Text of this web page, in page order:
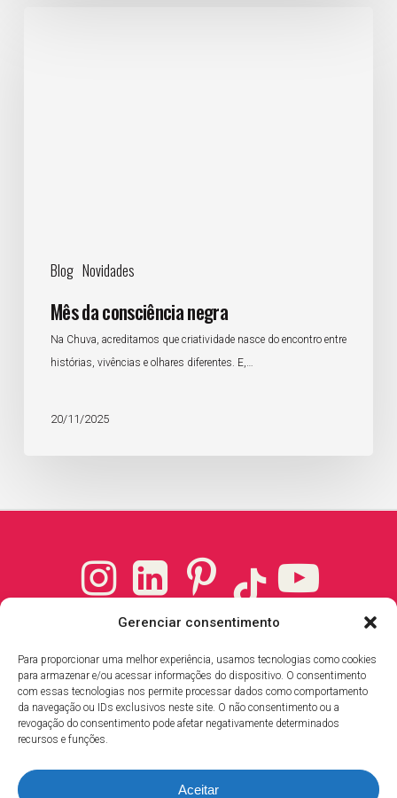
Gerenciar consentimento
Para proporcionar uma melhor experiência, usamos tecnologias como cookies
para armazenar e/ou acessar informações do dispositivo. O consentimento
com essas tecnologias nos permite processar dados como comportamento
da navegação ou IDs exclusivos neste site. O não consentimento ou a
revogação do consentimento pode afetar negativamente determinados
recursos e funções.
Aceitar
Blog Novidades
Mês da consciência negra
Na Chuva, acreditamos que criatividade nasce do encontro entre
histórias, vivências e olhares diferentes. E,…
20/11/2025
InstagramLinkedInPinterest
TikTok
YouTube
Endereço
Jardim Camburi, Vitória-ES
Cep 29.090-060
T: +55 (27) 3026-3863